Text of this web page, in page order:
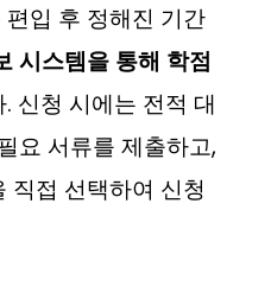
입 후 정해진 기간
시스템을 통해 학점
신청 시에는 전적 대
요 서류를 제출하고,
직접 선택하여 신청